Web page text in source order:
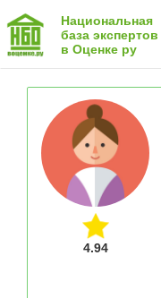
Национальная
база экспертов
в Оценке ру
4.94